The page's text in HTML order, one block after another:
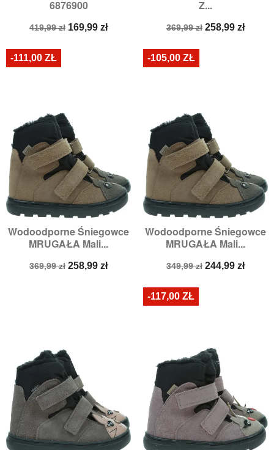
6876900
Cena
419,99 zł Cena
169,99 zł
Z...
Cena
369,99 zł Cena
258,99 zł
Wodoodporne Śniegowce
MRUGAŁA Mali...
Cena
369,99 zł Cena
258,99 zł
-111,00 ZŁ
Wodoodporne Śniegowce
MRUGAŁA Mali...
Cena
349,99 zł Cena
244,99 zł
-105,00 ZŁ
-117,00 ZŁ